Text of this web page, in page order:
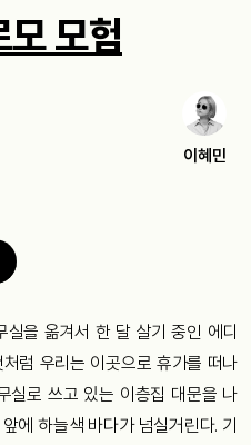
모험
이혜민
을 옮겨서 한 달 살기 중인 에디
럼 우리는 이곳으로 휴가를 떠나
실로 쓰고 있는 이층집 대문을 나
에 하늘색 바다가 넘실거린다. 기